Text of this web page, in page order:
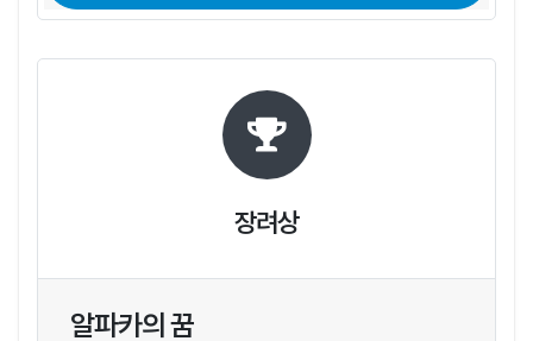
장려상
알파카의 꿈